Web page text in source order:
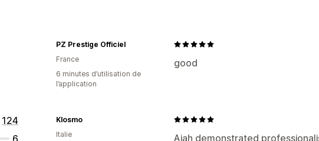
Suivi des performances
Audits
124
6
good
PZ Prestige Officiel
France
6 minutes d’utilisation de
l’application
Aiah demonstrated
Klosmo
Italie